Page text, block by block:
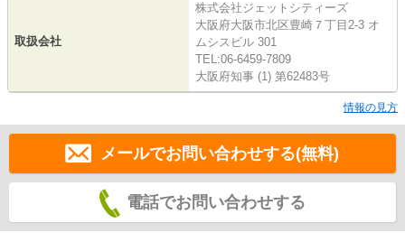
取扱会社
株式会社ジェットシティーズ
大阪府大阪市北区豊崎７丁目2-3 オ
ムシスビル 301
TEL:06-6459-7809
大阪府知事 (1) 第62483号
情報の見方
メールでお問い合わせする(無料)
電話でお問い合わせする